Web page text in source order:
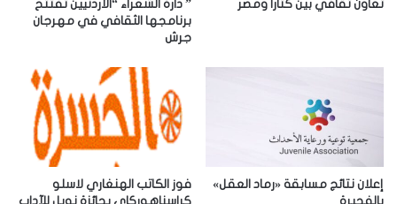
تعاون ثقافي بين كتارا ومصر
” دارة الشعراء “الأردنيين تفتتح
برنامجها الثقافي في مهرجان
جرش
إعلان نتائج مسابقة «رماد العقل»
بالفجيرة
فوز الكاتب الهنغاري لاسلو
كراسناهوركاي بجائزة نوبل للآداب